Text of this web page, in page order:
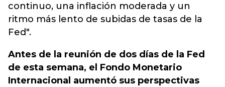
continuo, una inflación moderada y un
ritmo más lento de subidas de tasas de la
Fed".
Antes de la reunión de dos días de la Fed
de esta semana, el Fondo Monetario
Internacional aumentó sus perspectivas